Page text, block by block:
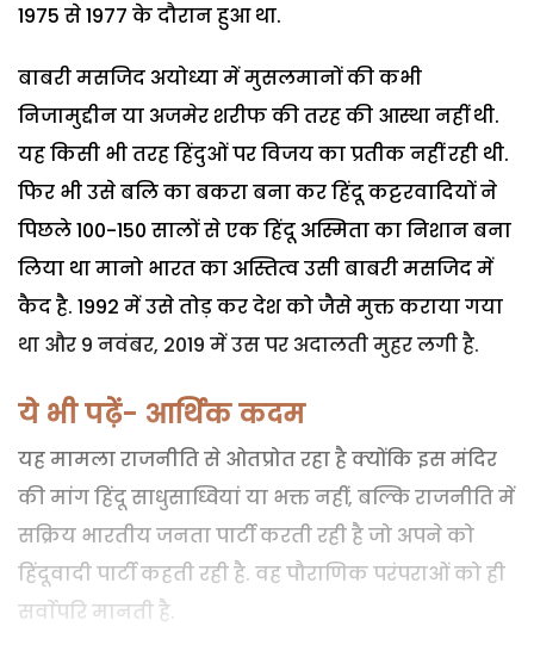
1975 से 1977 के दौरान हुआ था.
बाबरी मसजिद अयोध्या में मुसलमानों की कभी
निजामुद्दीन या अजमेर शरीफ की तरह की आस्था नहीं थी.
यह किसी भी तरह हिंदुओं पर विजय का प्रतीक नहीं रही थी.
फिर भी उसे बलि का बकरा बना कर हिंदू कट्टरवादियों ने
पिछले 100-150 सालों से एक हिंदू अस्मिता का निशान बना
लिया था मानो भारत का अस्तित्व उसी बाबरी मसजिद में
कैद है. 1992 में उसे तोड़ कर देश को जैसे मुक्त कराया गया
था और 9 नवंबर, 2019 में उस पर अदालती मुहर लगी है.
ये भी पढ़ें- आर्थिक कदम
यह मामला राजनीति से ओतप्रोत रहा है क्योंकि इस मंदिर
की मांग हिंदू साधुसाध्वियां या भक्त नहीं, बल्कि राजनीति में
सक्रिय भारतीय जनता पार्टी करती रही है जो अपने को
हिंदूवादी पार्टी कहती रही है. वह पौराणिक परंपराओं को ही
सर्वाेपरि मानती है.